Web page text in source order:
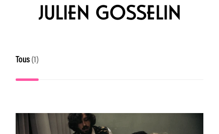
JULIEN GOSSELIN
Tous (1)